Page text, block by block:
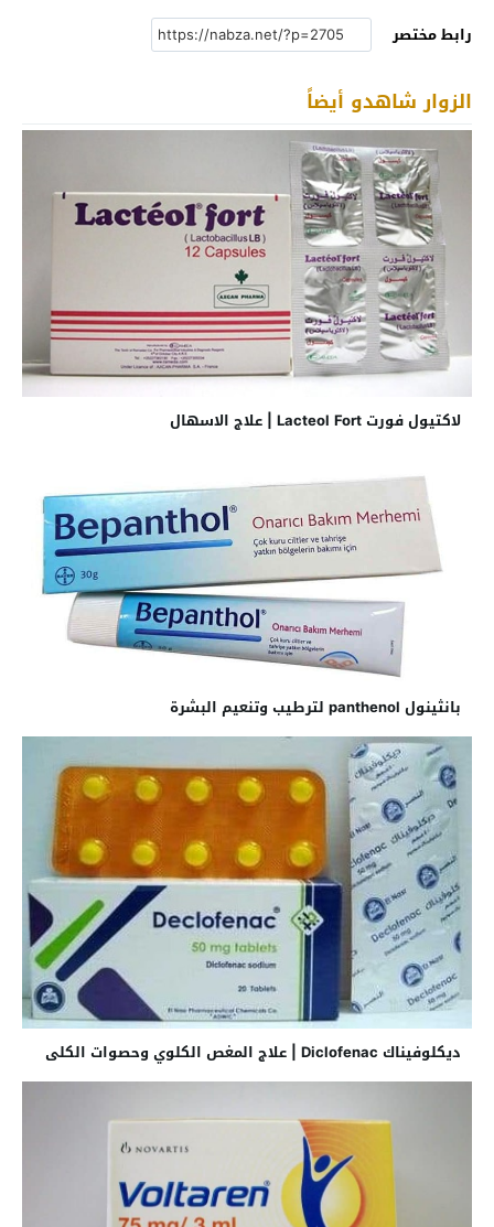
رابط مختصر
الزوار شاهدو أيضاً
لاكتيول فورت Lacteol Fort | علاج الاسهال
بانثينول panthenol لترطيب وتنعيم البشرة
ديكلوفيناك Diclofenac | علاج المغص الكلوي وحصوات الكلى